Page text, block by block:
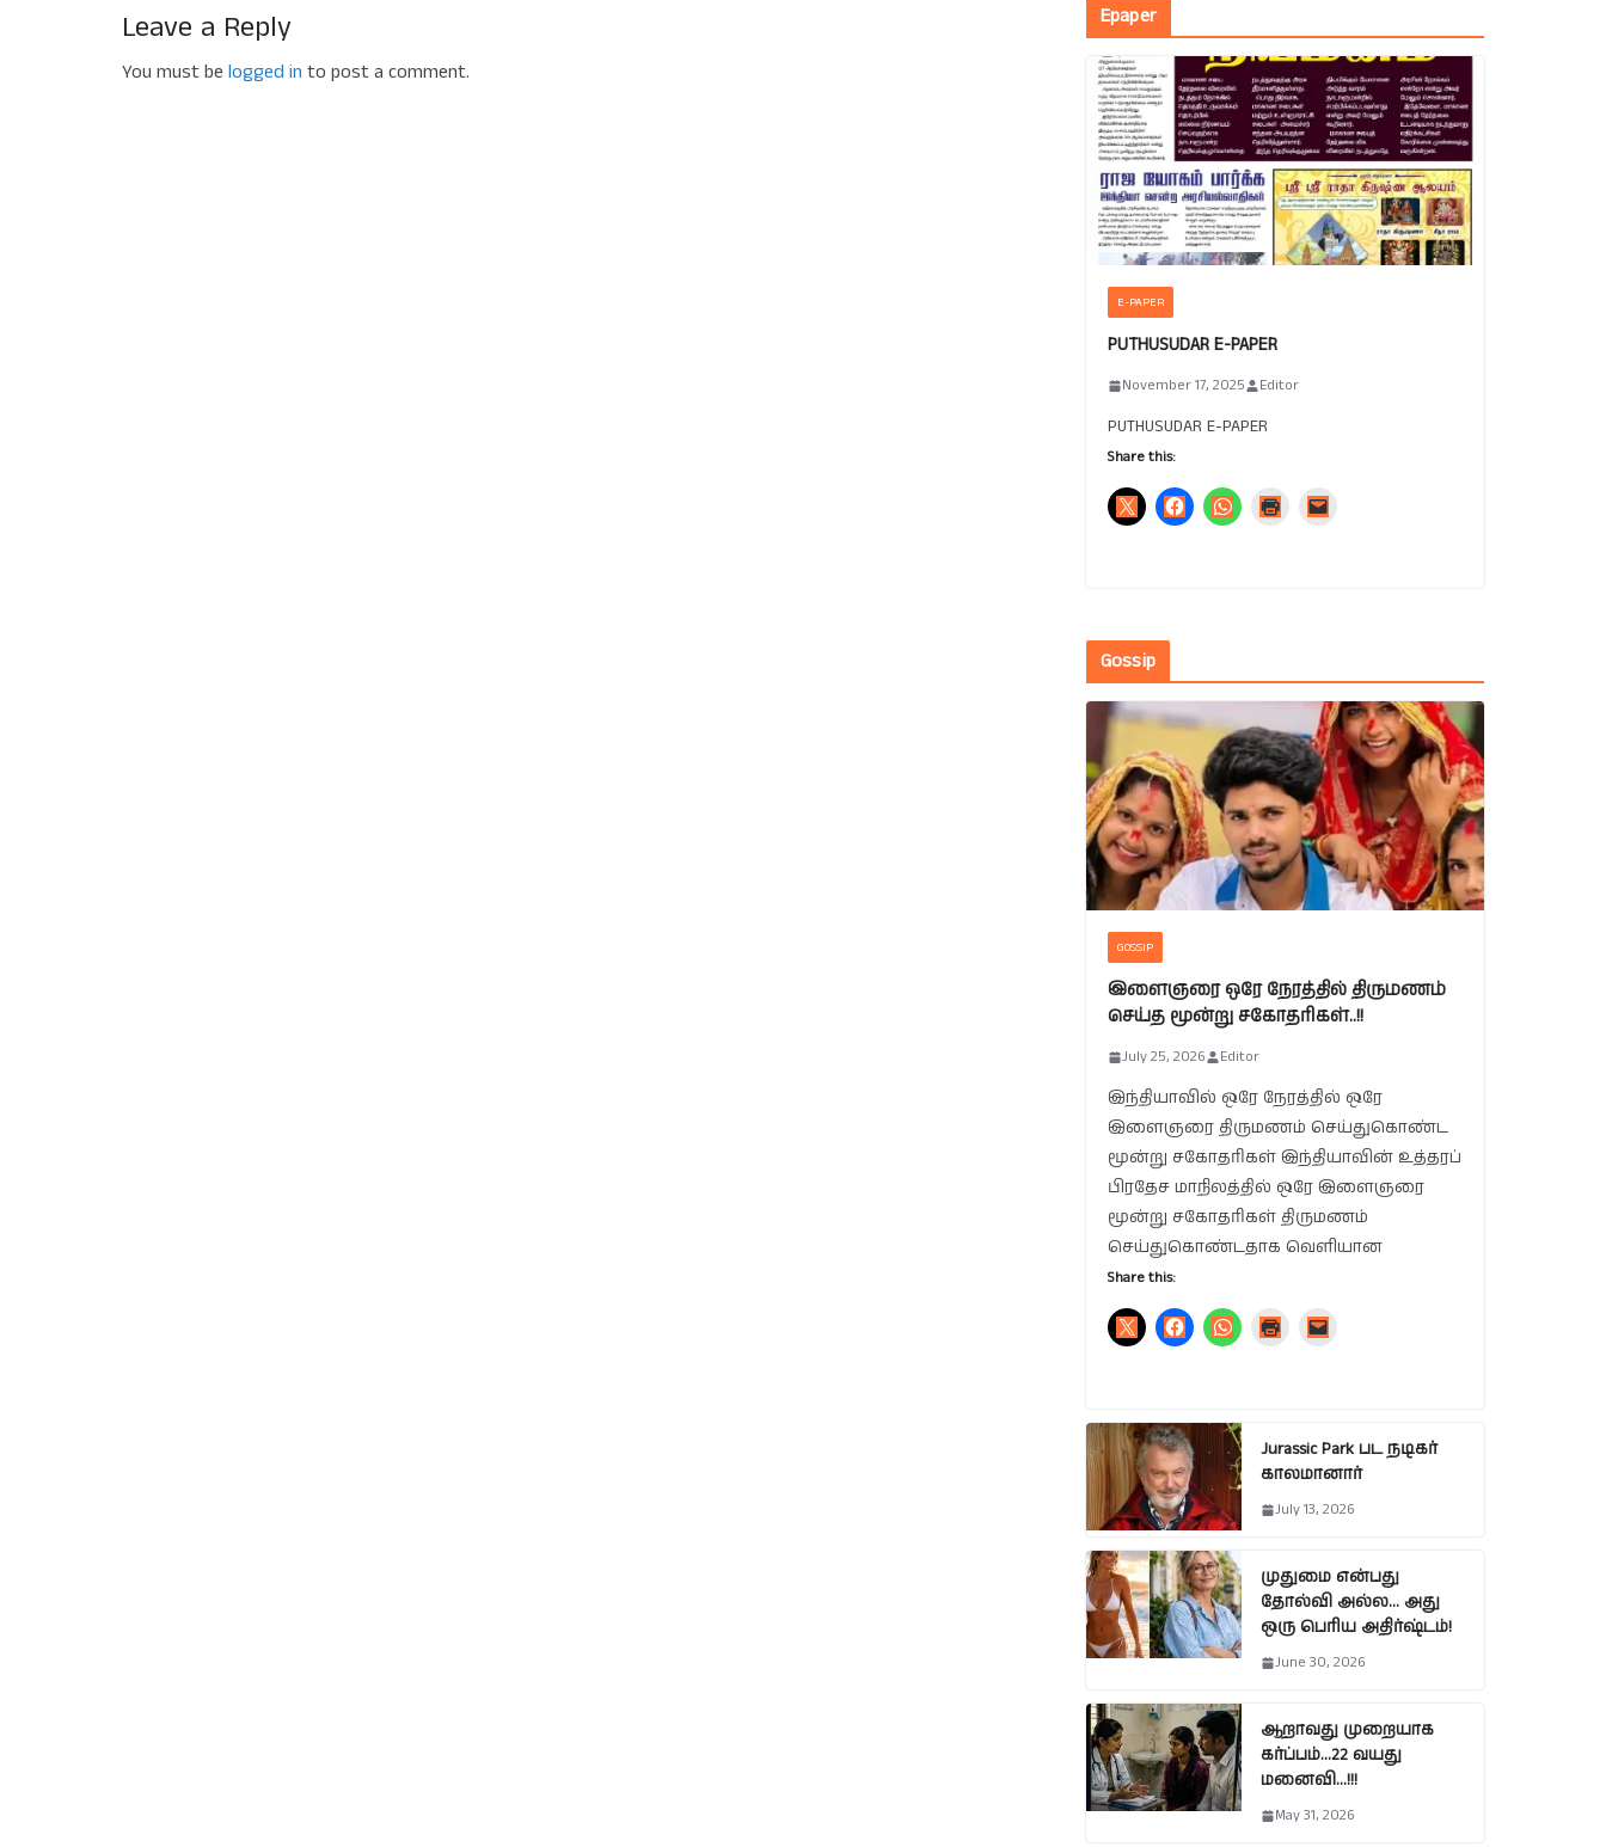
Leave a Reply
You must be logged in to post a comment.
Epaper
E-PAPER
PUTHUSUDAR E-PAPER
November 17, 2025 Editor
PUTHUSUDAR E-PAPER
Share this:
Gossip
GOSSIP
இளைஞரை ஒரே நேரத்தில் திருமணம்
செய்த மூன்று சகோதரிகள்..!!
July 25, 2026 Editor
இந்தியாவில் ஒரே நேரத்தில் ஒரே
இளைஞரை திருமணம் செய்துகொண்ட
மூன்று சகோதரிகள் இந்தியாவின் உத்தரப்
பிரதேச மாநிலத்தில் ஒரே இளைஞரை
மூன்று சகோதரிகள் திருமணம்
செய்துகொண்டதாக வெளியான
Share this:
Jurassic Park பட நடிகர்
காலமானார்
July 13, 2026
முதுமை என்பது
தோல்வி அல்ல… அது
ஒரு பெரிய அதிர்ஷ்டம்!
June 30, 2026
ஆறாவது முறையாக
கர்ப்பம்…22 வயது
மனைவி…!!!
May 31, 2026